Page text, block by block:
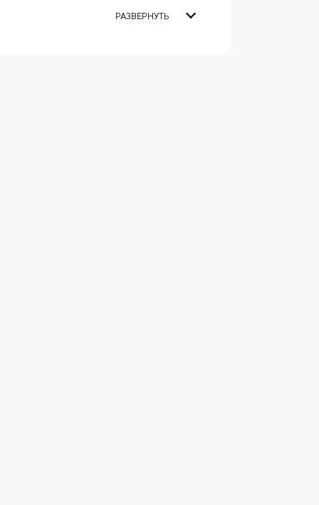
РАЗВЕРНУТЬ